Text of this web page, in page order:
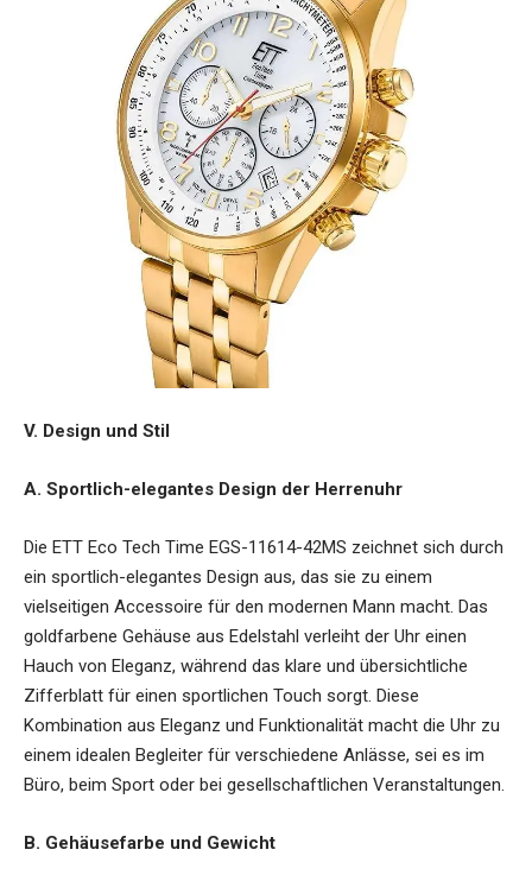
V. Design und Stil
A. Sportlich-elegantes Design der Herrenuhr
Die ETT Eco Tech Time EGS-11614-42MS zeichnet sich durch
ein sportlich-elegantes Design aus, das sie zu einem
vielseitigen Accessoire für den modernen Mann macht. Das
goldfarbene Gehäuse aus Edelstahl verleiht der Uhr einen
Hauch von Eleganz, während das klare und übersichtliche
Zifferblatt für einen sportlichen Touch sorgt. Diese
Kombination aus Eleganz und Funktionalität macht die Uhr zu
einem idealen Begleiter für verschiedene Anlässe, sei es im
Büro, beim Sport oder bei gesellschaftlichen Veranstaltungen.
B. Gehäusefarbe und Gewicht